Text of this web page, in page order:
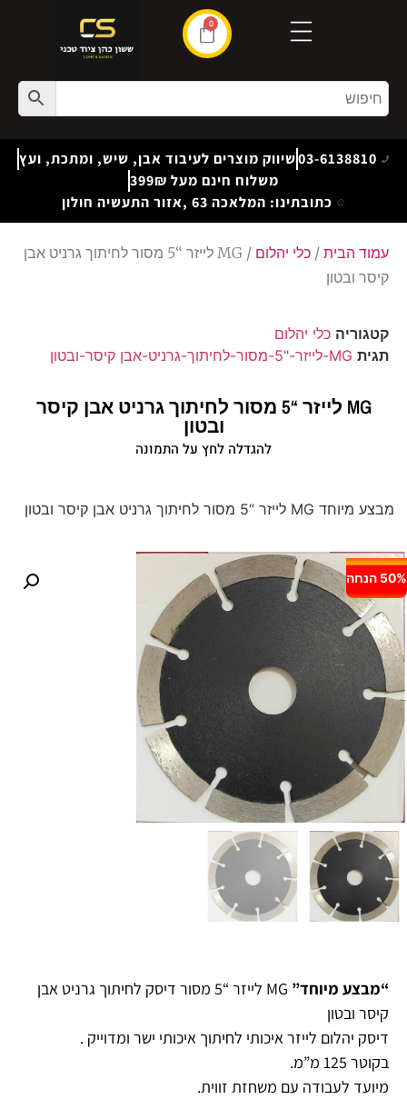
0
03-6138810שיווק מוצרים לעיבוד אבן, שיש, ומתכת, ועץ
משלוח חינם מעל 399₪
כתובתינו: המלאכה 63 ,אזור התעשיה חולון
עמוד הבית / כלי יהלום
/ MG לייזר “5 מסור לחיתוך גרניט אבן
קיסר ובטון
קטגוריה כלי יהלום
תגית MG-לייזר-"5-מסור-לחיתוך-גרניט-אבן קיסר-ובטון
MG לייזר “5 מסור לחיתוך גרניט אבן קיסר
ובטון
להגדלה לחץ על התמונה
מבצע מיוחד MG לייזר “5 מסור לחיתוך גרניט אבן קיסר ובטון
50% הנחה
“מבצע מיוחד”
MG לייזר “5 מסור דיסק לחיתוך גרניט אבן
קיסר ובטון
דיסק יהלום לייזר איכותי לחיתוך איכותי ישר ומדוייק .
בקוטר 125 מ”מ.
מיועד לעבודה עם משחזת זווית.